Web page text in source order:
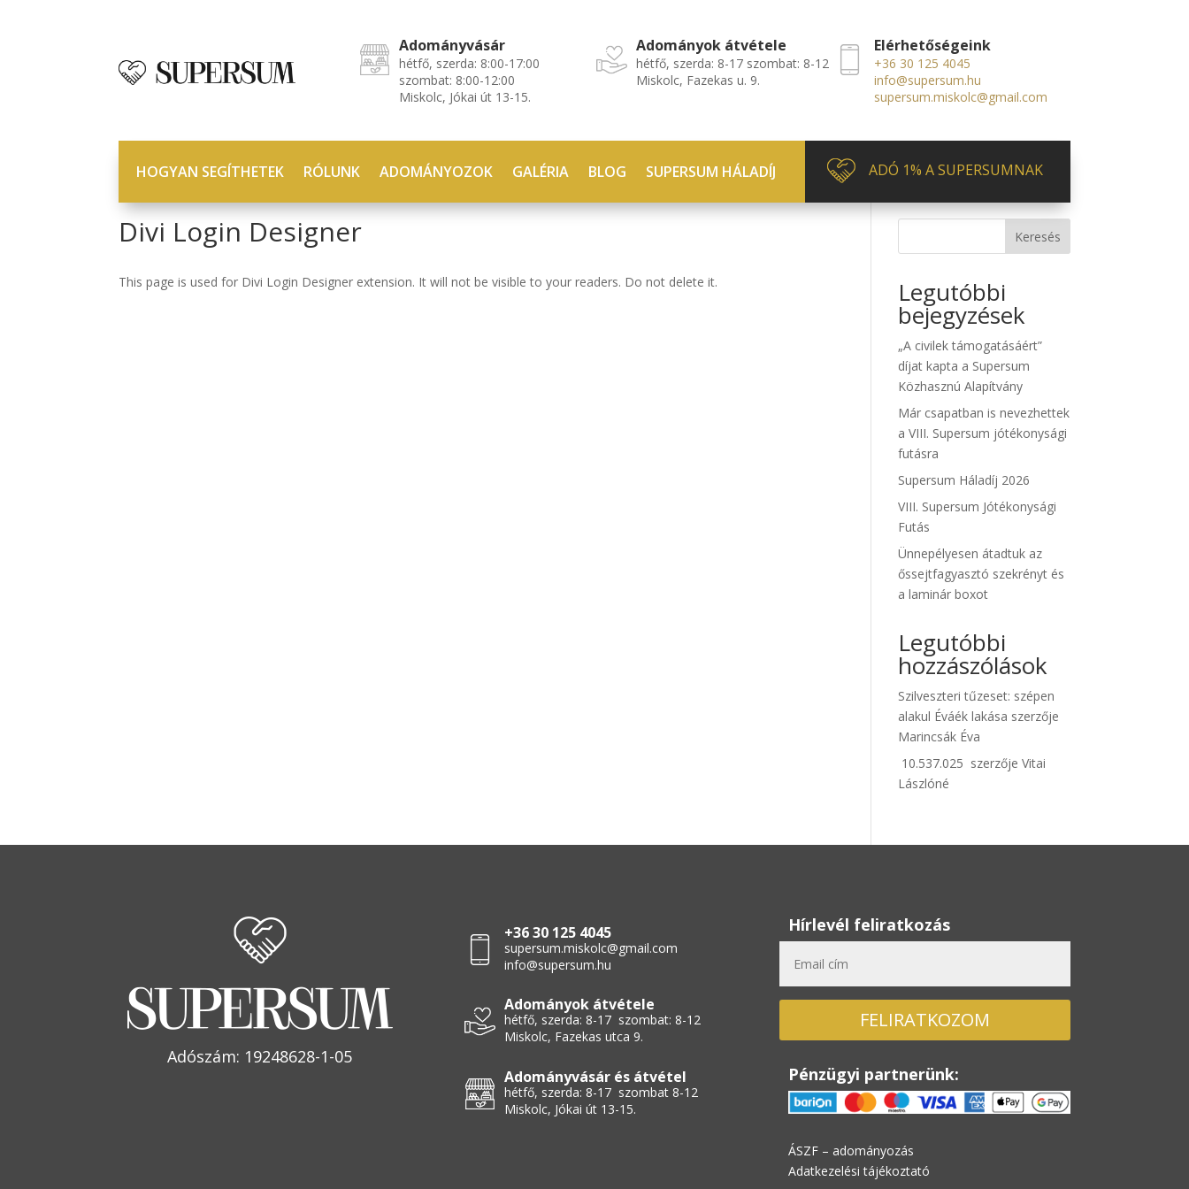
Adományvásár
hétfő, szerda: 8:00-17:00
szombat: 8:00-12:00
Miskolc, Jókai út 13-15.
Adományok átvétele
hétfő, szerda: 8-17 szombat: 8-12
Miskolc, Fazekas u. 9.
Elérhetőségeink
+36 30 125 4045
info@supersum.hu
supersum.miskolc@gmail.com
HOGYAN SEGÍTHETEK RÓLUNK ADOMÁNYOZOK GALÉRIA BLOG SUPERSUM HÁLADÍJ ADÓ 1% A SUPERSUMNAK
Divi Login Designer
This page is used for Divi Login Designer extension. It will not be visible to your readers. Do not delete it.
Keresés
Legutóbbi
bejegyzések
„A civilek támogatásáért”
díjat kapta a Supersum
Közhasznú Alapítvány
Már csapatban is nevezhettek
a VIII. Supersum jótékonysági
futásra
Supersum Háladíj 2026
VIII. Supersum Jótékonysági
Futás
Ünnepélyesen átadtuk az
őssejtfagyasztó szekrényt és
a laminár boxot
Legutóbbi
hozzászólások
Szilveszteri tűzeset: szépen
alakul Éváék lakása szerzője
Marincsák Éva
10.537.025 szerzőjeVitai
Lászlóné
Adószám: 19248628-1-05
+36 30 125 4045
supersum.miskolc@gmail.com
info@supersum.hu
Adományok átvétele
hétfő, szerda: 8-17 szombat: 8-12
Miskolc, Fazekas utca 9.
Adományvásár és átvétel
hétfő, szerda: 8-17 szombat 8-12
Miskolc, Jókai út 13-15.
Hírlevél feliratkozás
FELIRATKOZOM
Pénzügyi partnerünk:
ÁSZF – adományozás
Adatkezelési tájékoztató